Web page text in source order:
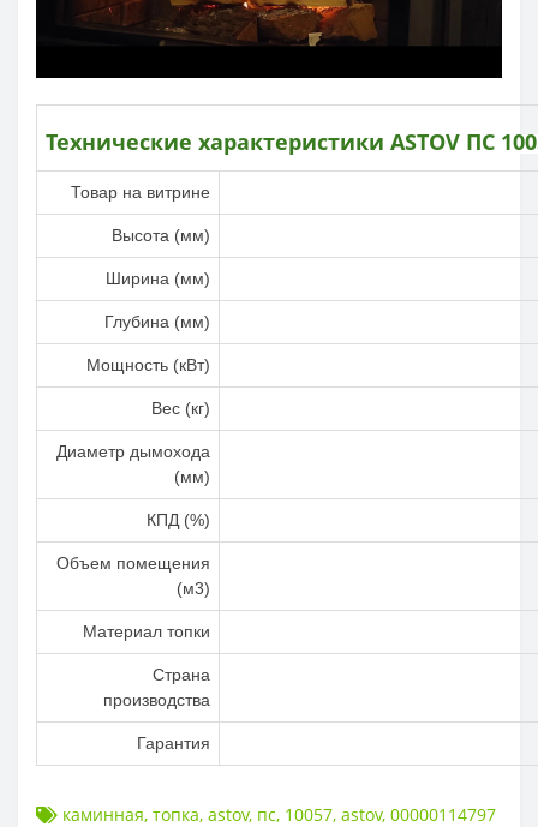
Технические характеристики ASTOV ПС
Товар на витрине
Высота (мм)
Ширина (мм)
Глубина (мм)
Мощность (кВт)
Вес (кг)
Диаметр дымохода
(мм)
КПД (%)
Объем помещения
(м3)
Материал топки
Страна
производства
Гарантия
каминная, топка, astov, пс, 10057, astov, 00000114797